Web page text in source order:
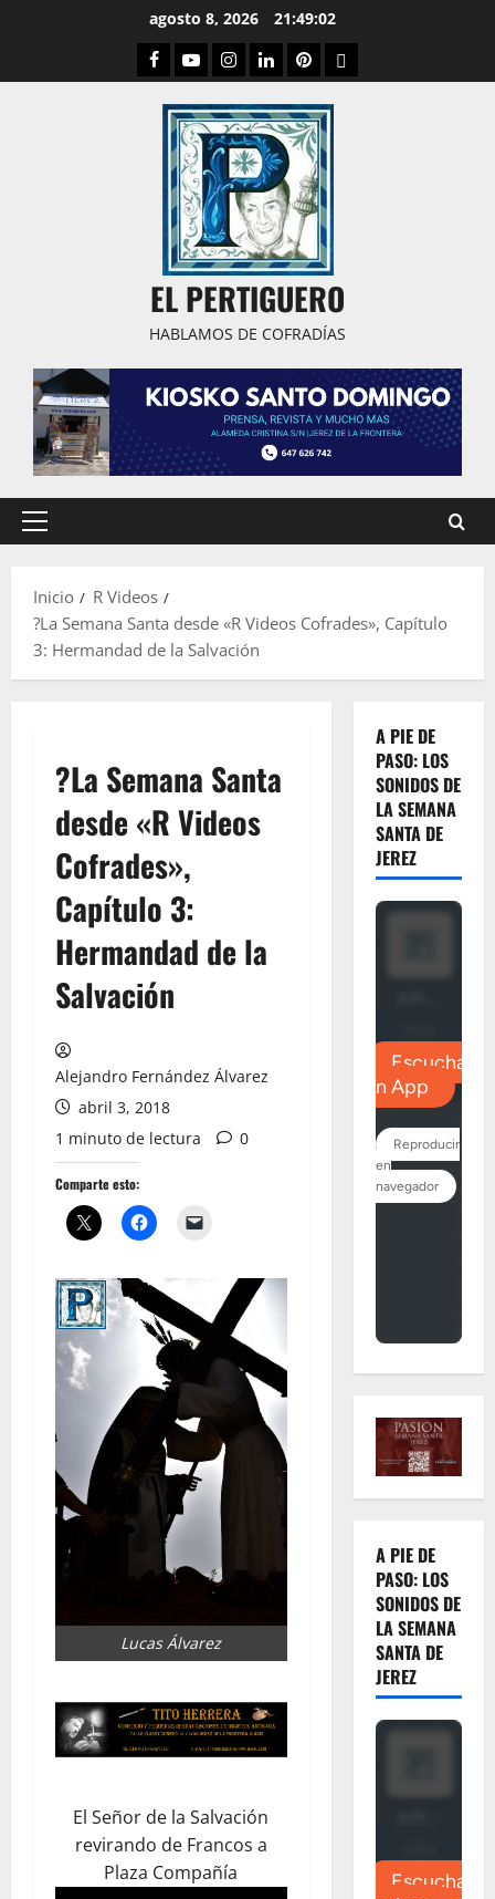
agosto 8, 2026 21:49:03
Facebook
YoutubeInstagram
LinkedPinterestDribbble
EL PERTIGUERO
HABLAMOS DE COFRADÍAS
Menú
Inicio
R Videos
?La Semana Santa desde «R Videos Cofrades», Capítulo
3: Hermandad de la Salvación
?La Semana Santa
desde «R Videos
Cofrades»,
Capítulo 3:
Hermandad de la
Salvación
Alejandro Fernández Álvarez
abril 3, 2018
1 minuto de lectura
0
Comparte esto:
Lucas Álvarez
El Señor de la Salvación
revirando de Francos a
Plaza Compañía
A PIE DE
PASO: LOS
SONIDOS DE
LA SEMANA
SANTA DE
JEREZ
A PIE DE
PASO: LOS
SONIDOS DE
LA SEMANA
SANTA DE
JEREZ